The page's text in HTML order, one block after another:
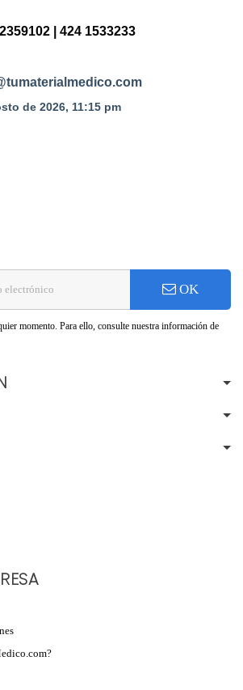
| 424 1533233
OK
momento. Para ello, consulte nuestra información de